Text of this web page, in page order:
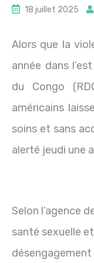
18 juillet 2025
Alors que la
année dans
du Congo
américains
soins et sans
alerté jeudi une
Selon l’agence
santé sexuelle